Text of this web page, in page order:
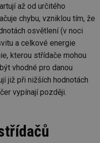
až od určitého
chybu, vzniklou tím, že
osvětlení (v noci
a celkové energie
kterou střídače mohou
vhodné pro danou
již při nižších hodnotách
vypínají později.